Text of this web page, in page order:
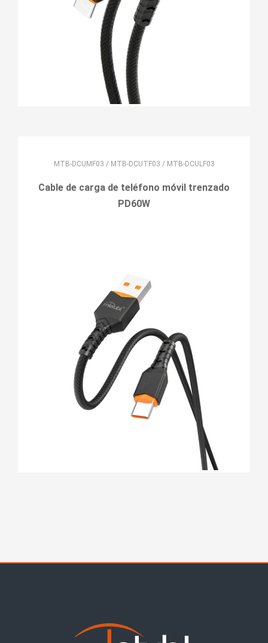
MTB-DCUMF03 / MTB-DCUTF03 / MTB-DCULF03
Cable de carga de teléfono móvil trenzado
PD60W